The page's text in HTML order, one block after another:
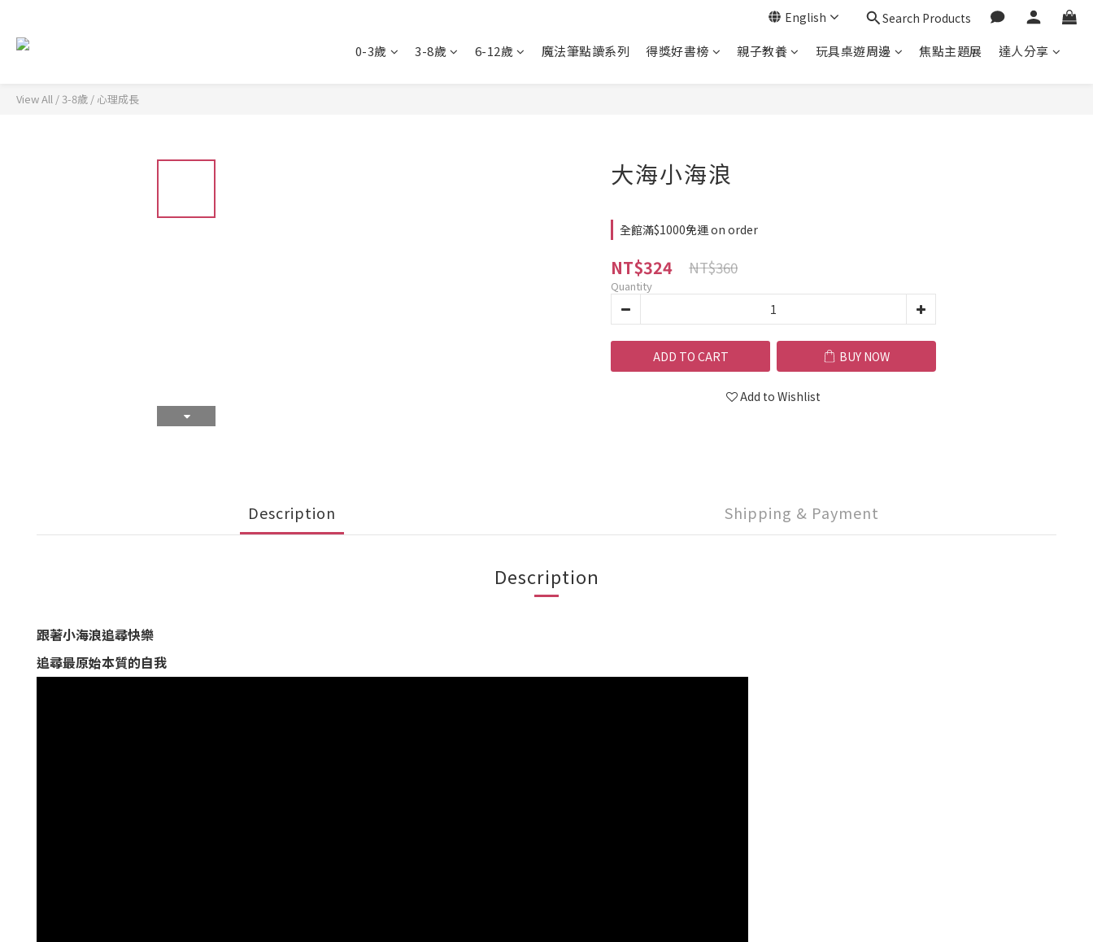
English Search Products
0-3歲 3-8歲 6-12歲 魔法筆點讀系列 得獎好書榜 親子教養 玩具桌遊周邊 焦點主題展 達人分享
View All /3-8歲 / 心理成長
大海小海浪
全館滿$1000免運 on order
NT$324 NT$360
Quantity
ADD TO CART BUY NOW
Add to Wishlist
Description Shipping & Payment
Description
跟著小海浪追尋快樂
追尋最原始本質的自我